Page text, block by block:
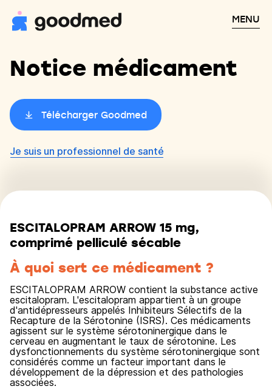
MENU
Notice médicament
Télécharger Goodmed
Je suis un professionnel de santé
ESCITALOPRAM ARROW 15 mg,
comprimé pelliculé sécable
À quoi sert ce médicament ?
ESCITALOPRAM ARROW contient la substance active
escitalopram. L'escitalopram appartient à un groupe
d'antidépresseurs appelés Inhibiteurs Sélectifs de la
Recapture de la Sérotonine (ISRS). Ces médicaments
agissent sur le système sérotoninergique dans le
cerveau en augmentant le taux de sérotonine. Les
dysfonctionnements du système sérotoninergique sont
considérés comme un facteur important dans le
développement de la dépression et des pathologies
associées.